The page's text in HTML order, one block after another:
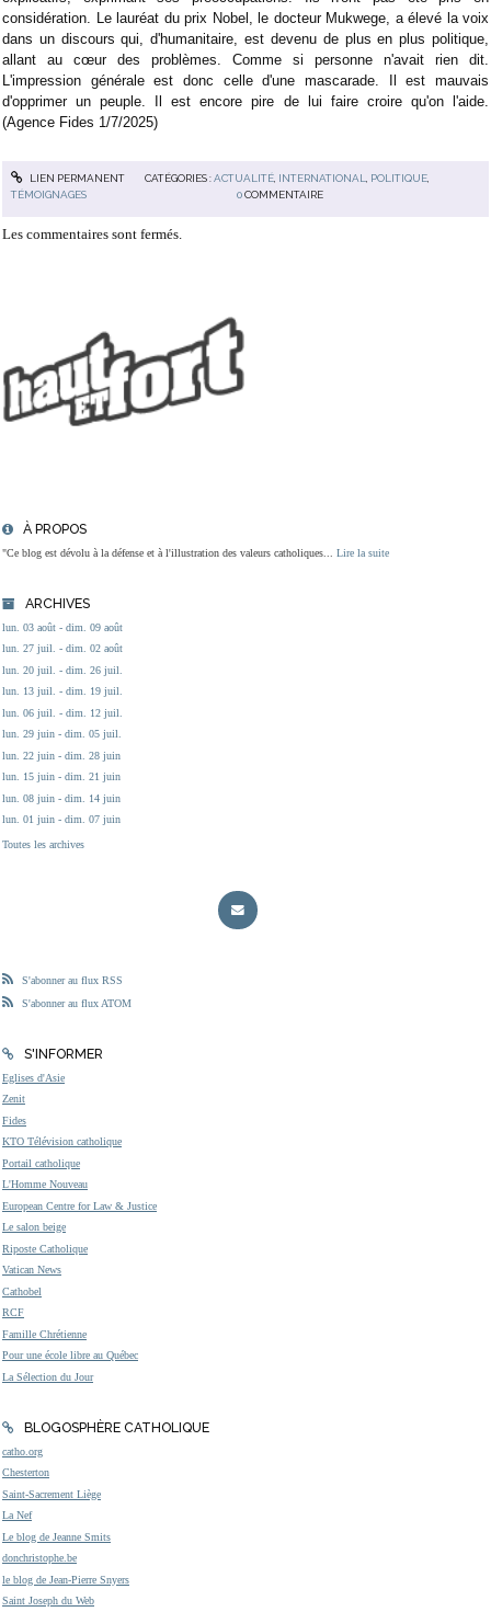
À PROPOS
"Ce blog est dévolu à la défense et à l'illustration des valeurs catholiques... Lire la suite
ARCHIVES
lun. 03 août - dim. 09 août
lun. 27 juil. - dim. 02 août
lun. 20 juil. - dim. 26 juil.
lun. 13 juil. - dim. 19 juil.
lun. 06 juil. - dim. 12 juil.
lun. 29 juin - dim. 05 juil.
lun. 22 juin - dim. 28 juin
lun. 15 juin - dim. 21 juin
lun. 08 juin - dim. 14 juin
lun. 01 juin - dim. 07 juin
Toutes les archives
S'abonner au flux RSS
S'abonner au flux ATOM
S'INFORMER
Eglises d'Asie
Zenit
Fides
KTO Télévision catholique
Portail catholique
L'Homme Nouveau
European Centre for Law & Justice
Le salon beige
Riposte Catholique
Vatican News
Cathobel
RCF
Famille Chrétienne
Pour une école libre au Québec
La Sélection du Jour
BLOGOSPHÈRE CATHOLIQUE
catho.org
Chesterton
Saint-Sacrement Liège
La Nef
Le blog de Jeanne Smits
donchristophe.be
le blog de Jean-Pierre Snyers
Saint Joseph du Web
considération. Le lauréat du prix Nobel, le docteur Mukwege, a élevé la voix
dans un discours qui, d'humanitaire, est devenu de plus en plus politique,
allant au cœur des problèmes. Comme si personne n'avait rien dit.
L'impression générale est donc celle d'une mascarade. Il est mauvais
d'opprimer un peuple. Il est encore pire de lui faire croire qu'on l'aide.
(Agence Fides 1/7/2025)
LIEN PERMANENT CATÉGORIES :ACTUALITÉ, INTERNATIONAL POLITIQUE,
TÉMOIGNAGES
0 COMMENTAIRE
Les commentaires sont fermés.